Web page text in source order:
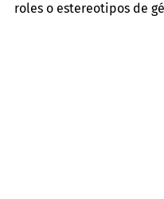
roles o estereotipos de